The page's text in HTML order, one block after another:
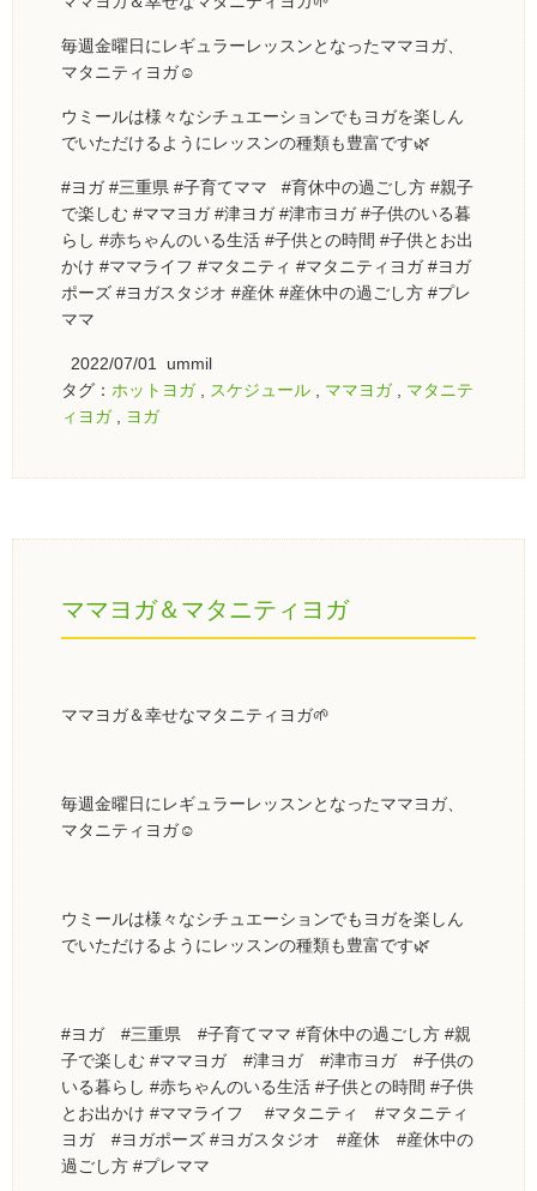
毎週金曜日にレギュラーレッスンとなったママヨガ、
マタニティヨガ☺️
ウミールは様々なシチュエーションでもヨガを楽しん
でいただけるようにレッスンの種類も豊富です🌿
#ヨガ #三重県 #子育てママ #育休中の過ごし方 #親子
で楽しむ #ママヨガ #津ヨガ #津市ヨガ #子供のいる暮
らし #赤ちゃんのいる生活 #子供との時間 #子供とお出
かけ #ママライフ #マタニティ #マタニティヨガ #ヨガ
ポーズ #ヨガスタジオ #産休 #産休中の過ごし方 #プレ
ママ
2022/07/01 ummil
タグ： ホットヨガ, スケジュール ママヨガ, マタニテ
ィヨガ, ヨガ
ママヨガ＆マタニティヨガ
ママヨガ＆幸せなマタニティヨガ🌱
毎週金曜日にレギュラーレッスンとなったママヨガ、
マタニティヨガ☺️
ウミールは様々なシチュエーションでもヨガを楽しん
でいただけるようにレッスンの種類も豊富です🌿
#ヨガ #三重県 #子育てママ #育休中の過ごし方 #親
子で楽しむ #ママヨガ #津ヨガ #津市ヨガ #子供の
いる暮らし #赤ちゃんのいる生活 #子供との時間 #子供
とお出かけ #ママライフ #マタニティ #マタニティ
ヨガ #ヨガポーズ #ヨガスタジオ #産休 #産休中の
過ごし方 #プレママ